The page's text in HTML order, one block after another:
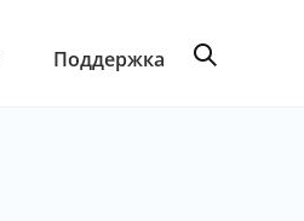
Поддержка